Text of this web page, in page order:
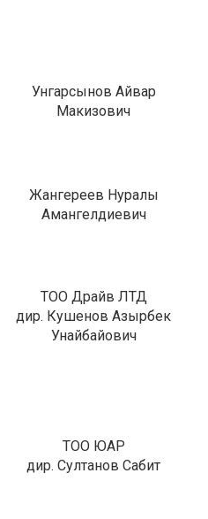
Унгарсынов Айвар
Макизович
Жангереев Нуралы
Амангелдиевич
ТОО Драйв ЛТД
дир. Кушенов Азырбек
Унайбайович
ТОО ЮАР
дир. Султанов Сабит